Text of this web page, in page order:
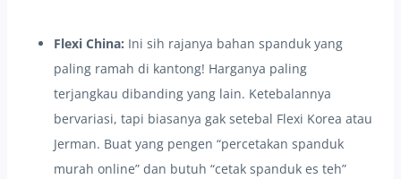
Flexi China: Ini sih rajanya bahan spanduk yang
paling ramah di kantong! Harganya paling
terjangkau dibanding yang lain. Ketebalannya
bervariasi, tapi biasanya gak setebal Flexi Korea atau
Jerman. Buat yang pengen “percetakan spanduk
murah online” dan butuh “cetak spanduk es teh”